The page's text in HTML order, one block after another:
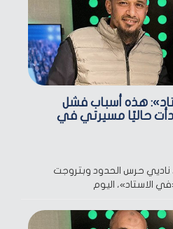
هذه أسباب فشل
حاليًا مسيرتي في
حرس الحدود وبتروجت
الاستاد»، اليوم